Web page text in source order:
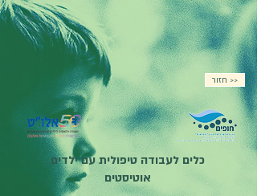
חזור >>
כלים לעבודה טיפולית עם ילדים
אוטיסטים